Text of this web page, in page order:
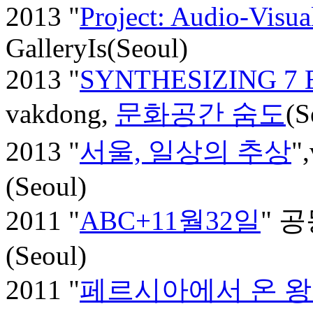
2013 "Project: Audio-
GalleryIs(Seoul)
2013 "SYNTHESIZING 7
vakdong, 문화공간 숨도
2013 "서울, 일상의 추상
(Seoul)
2011 "ABC+11월32일" 공
(Seoul)
2011 "페르시아에서 온